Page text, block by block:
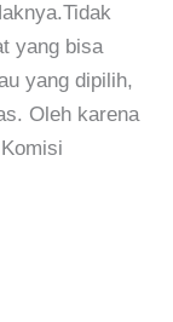
yang bisa
yang dipilih,
Oleh karena